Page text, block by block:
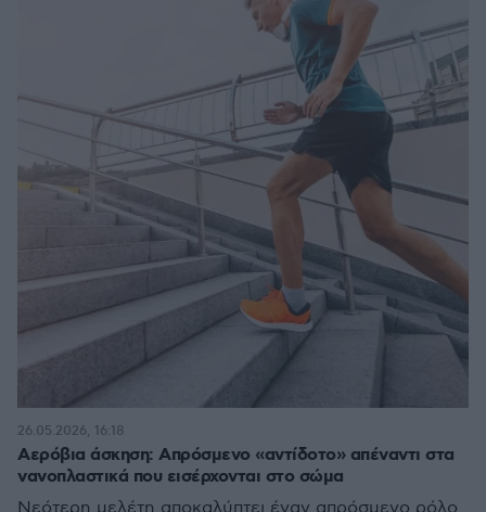
Αερόβια άσκηση: Απρόσμενο «αντίδοτο» απέναντι στα
νανοπλαστικά που εισέρχονται στο σώμα
26.05.2026, 16:18